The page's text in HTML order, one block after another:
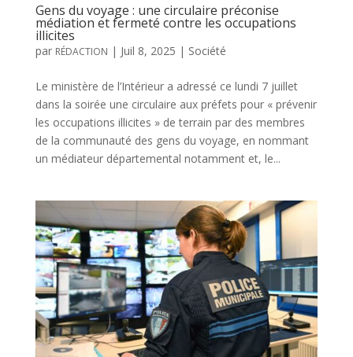
Gens du voyage : une circulaire préconise
médiation et fermeté contre les occupations
illicites
par RÉDACTION | Juil 8, 2025 | Société
Le ministère de l’Intérieur a adressé ce lundi 7 juillet
dans la soirée une circulaire aux préfets pour « prévenir
les occupations illicites » de terrain par des membres
de la communauté des gens du voyage, en nommant
un médiateur départemental notamment et, le...